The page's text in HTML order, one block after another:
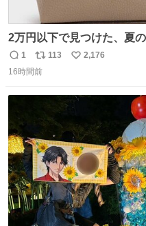
2万円以下で見つけた、夏
返
信
1
リ
ポ
数
113
い
数
2,176
16時間前